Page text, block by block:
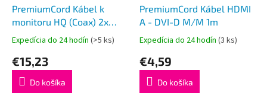
PremiumCord Kábel k
monitoru HQ (Coax) 2x
ferrit, SVGA 15p, DDC2,3x
Coax + 8žil, 10m
Expedícia do 24 hodín (>5 ks)
€15,23
Do košíka
PremiumCord Kábel HDMI
A - DVI-D M/M 1m
Expedícia do 24 hodín (3 ks)
€4,59
Do košíka